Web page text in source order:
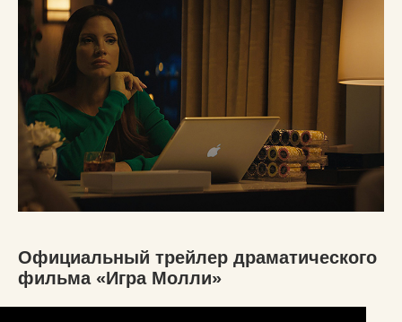
Официальный трейлер драматического
фильма «Игра Молли»